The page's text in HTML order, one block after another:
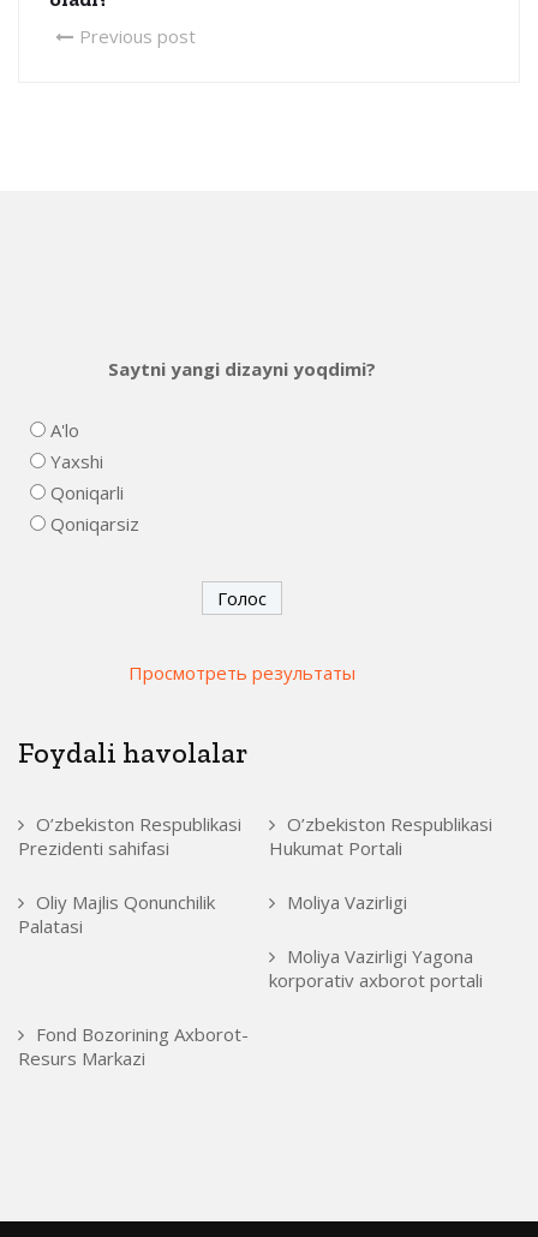
Previous post
Saytni yangi dizayni yoqdimi?
A'lo
Yaxshi
Qoniqarli
Qoniqarsiz
Просмотреть результаты
Foydali havolalar
O’zbekiston Respublikasi
Prezidenti sahifasi
O’zbekiston Respublikasi
Hukumat Portali
Oliy Majlis Qonunchilik
Palatasi
Moliya Vazirligi
Moliya Vazirligi Yagona
korporativ axborot portali
Fond Bozorining Axborot-
Resurs Markazi